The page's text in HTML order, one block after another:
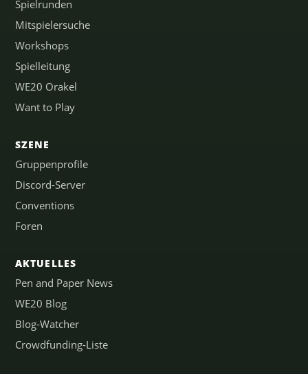
Spielrunden
Mitspielersuche
Workshops
Spielleitung
WE20 Orakel
Want to Play
SZENE
Gruppenprofile
Discord-Server
Conventions
Foren
AKTUELLES
Pen and Paper News
WE20 Blog
Blog-Watcher
Crowdfunding-Liste